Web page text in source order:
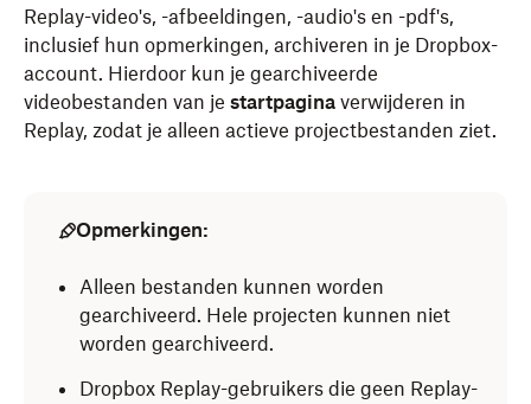
Replay-video's, -afbeeldingen, -audio's en -pdf's,
inclusief hun opmerkingen, archiveren in je Dropbox-
account. Hierdoor kun je gearchiveerde
videobestanden van je startpagina verwijderen in
Replay, zodat je alleen actieve projectbestanden ziet.
Opmerkingen:
Alleen bestanden kunnen worden
gearchiveerd. Hele projecten kunnen niet
worden gearchiveerd.
Dropbox Replay-gebruikers die geen Replay-